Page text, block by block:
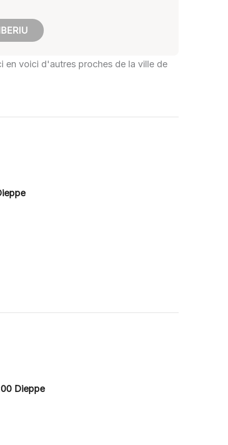
en voici d'autres proches de la ville de
Dieppe